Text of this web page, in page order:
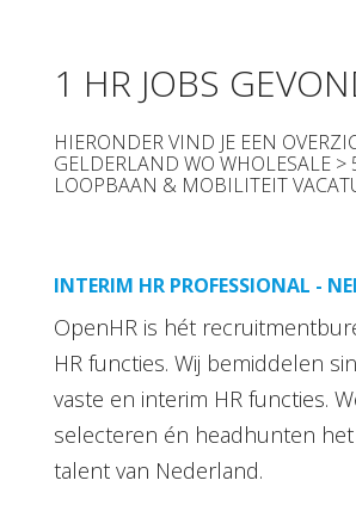
1 HR JOBS
HIERONDER VIND JE EEN
GELDERLAND WO WHOLESALE >
LOOPBAAN & MOBILITEIT
INTERIM HR PROFESSIONAL -
OpenHR is hét
HR functies. Wij bemiddelen
vaste en interim HR functies.
selecteren én headhunten
talent van Nederland.